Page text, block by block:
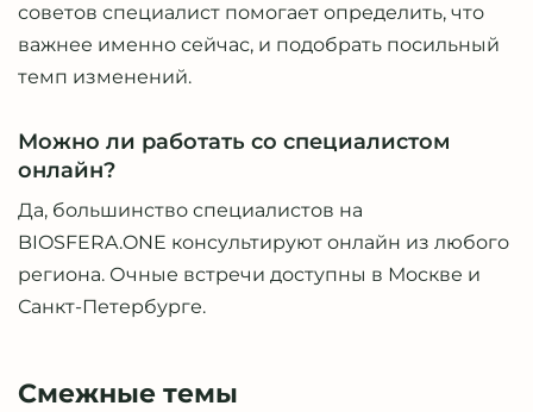
советов специалист помогает определить, что
важнее именно сейчас, и подобрать посильный
темп изменений.
Можно ли работать со специалистом
онлайн?
Да, большинство специалистов на
BIOSFERA.ONE консультируют онлайн из любого
региона. Очные встречи доступны в Москве и
Санкт-Петербурге.
Смежные темы